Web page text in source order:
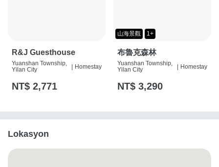
R&J Guesthouse
Yuanshan Township,
Yilan City
| Homestay
NT$ 2,771
山海景觀 1+
布魯克森林
Yuanshan Township,
Yilan City
| Homestay
NT$ 3,290
Lokasyon